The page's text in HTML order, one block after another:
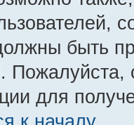
быть
для